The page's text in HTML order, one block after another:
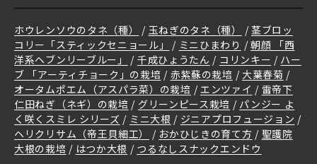
ホウレンソウのタネ（種） 玉ねぎのタネ（種）
茎ブロッ
コリー「スティックセニョール」
ミニひまわり
朝顔 「西
洋系ヘブンリーブルー」
千成ひょうたん コリンキー
ハー
ブ 「アーティチョーク」の栽培
赤紫蘇の栽培
大葉春菊
オータムポエム（アスパラ菜）の栽培
エンツァイ
雷帝下
仁田ねぎ（ネギ）の栽培
グリーンピース栽培
パンジー よ
く咲くスミレ シリーズ
ミニ大根
ジニアプロフュージョン
ヘリクリサム（帝王貝細工）
おかひじきの育て方
聖護院
大根の栽培
はつか大根 つるなしスナックエンドウ